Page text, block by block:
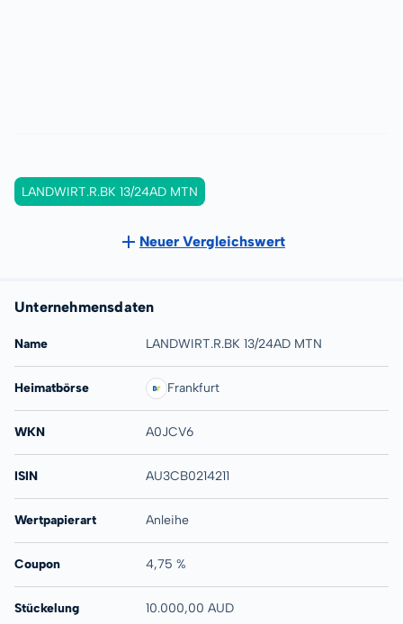
LANDWIRT.R.BK 13/24AD MTN
Neuer Vergleichswert
Unternehmensdaten
Name LANDWIRT.R.BK 13/24AD MTN
Heimatbörse Frankfurt
WKN A0JCV6
ISIN AU3CB0214211
Wertpapierart Anleihe
Coupon 4,75 %
Stückelung 10.000,00 AUD